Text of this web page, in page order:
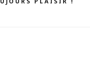
PLAISIR !